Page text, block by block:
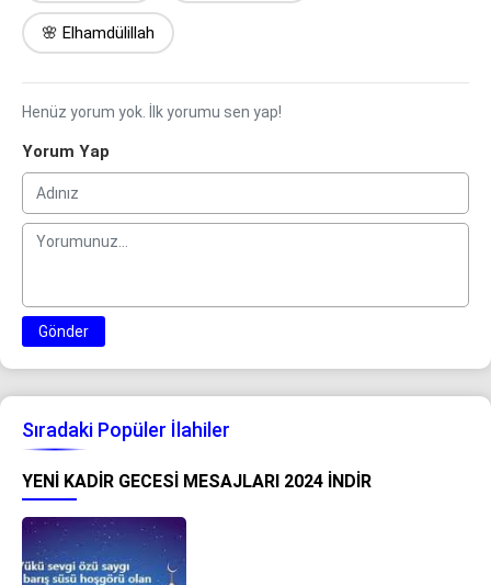
🌸 Elhamdülillah
Henüz yorum yok. İlk yorumu sen yap!
Yorum Yap
Gönder
Sıradaki Popüler İlahiler
YENI KADIR GECESI MESAJLARI 2024 İNDIR